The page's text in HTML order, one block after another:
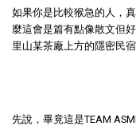
如果你是比較猴急的人，
麼這會是篇有點像散文但
里山某茶廠上方的隱密民
先說，畢竟這是TEAM